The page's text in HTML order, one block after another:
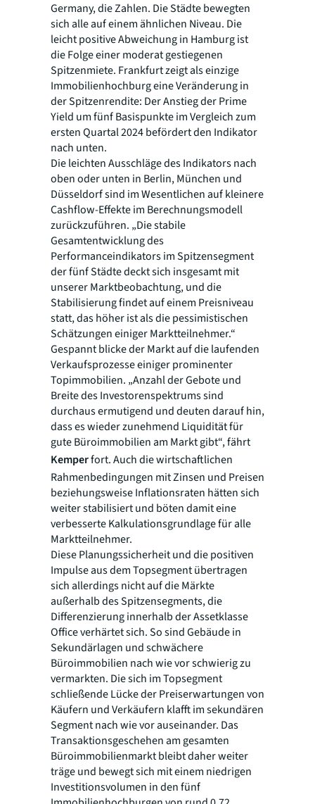
Germany, die Zahlen. Die Städte bewegten
sich alle auf einem ähnlichen Niveau. Die
leicht positive Abweichung in Hamburg ist
die Folge einer moderat gestiegenen
Spitzenmiete. Frankfurt zeigt als einzige
Immobilienhochburg eine Veränderung in
der Spitzenrendite: Der Anstieg der Prime
Yield um fünf Basispunkte im Vergleich zum
ersten Quartal 2024 befördert den Indikator
nach unten.
Die leichten Ausschläge des Indikators nach
oben oder unten in Berlin, München und
Düsseldorf sind im Wesentlichen auf kleinere
Cashflow-Effekte im Berechnungsmodell
zurückzuführen. „Die stabile
Gesamtentwicklung des
Performanceindikators im Spitzensegment
der fünf Städte deckt sich insgesamt mit
unserer Marktbeobachtung, und die
Stabilisierung findet auf einem Preisniveau
statt, das höher ist als die pessimistischen
Schätzungen einiger Marktteilnehmer.“
Gespannt blicke der Markt auf die laufenden
Verkaufsprozesse einiger prominenter
Topimmobilien. „Anzahl der Gebote und
Breite des Investorenspektrums sind
durchaus ermutigend und deuten darauf hin,
dass es wieder zunehmend Liquidität für
gute Büroimmobilien am Markt gibt“, fährt
Kemperfort. Auch die wirtschaftlichen
Rahmenbedingungen mit Zinsen und Preisen
beziehungsweise Inflationsraten hätten sich
weiter stabilisiert und böten damit eine
verbesserte Kalkulationsgrundlage für alle
Marktteilnehmer.
Diese Planungssicherheit und die positiven
Impulse aus dem Topsegment übertragen
sich allerdings nicht auf die Märkte
außerhalb des Spitzensegments, die
Differenzierung innerhalb der Assetklasse
Office verhärtet sich. So sind Gebäude in
Sekundärlagen und schwächere
Büroimmobilien nach wie vor schwierig zu
vermarkten. Die sich im Topsegment
schließende Lücke der Preiserwartungen von
Käufern und Verkäufern klafft im sekundären
Segment nach wie vor auseinander. Das
Transaktionsgeschehen am gesamten
Büroimmobilienmarkt bleibt daher weiter
träge und bewegt sich mit einem niedrigen
Investitionsvolumen in den fünf